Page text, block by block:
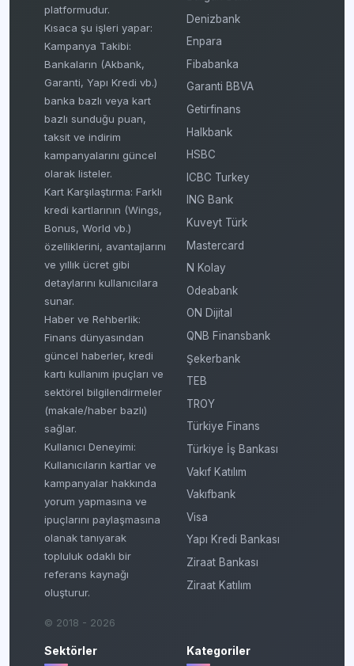
platformudur.
Kısaca şu işleri yapar:
Kampanya Takibi:
Bankaların (Akbank,
Garanti, Yapı Kredi vb.)
banka bazlı veya kart
bazlı sunduğu puan,
taksit ve indirim
kampanyalarını güncel
olarak listeler.
Kart Karşılaştırma: Farklı
kredi kartlarının (Wings,
Bonus, World vb.)
özelliklerini, avantajlarını
ve yıllık ücret gibi
detaylarını kullanıcılara
sunar.
Haber ve Rehberlik:
Finans dünyasından
güncel haberler, kredi
kartı kullanım ipuçları ve
sektörel bilgilendirmeler
(makale/haber bazlı)
sağlar.
Kullanıcı Deneyimi:
Kullanıcıların kartlar ve
kampanyalar hakkında
yorum yapmasına ve
ipuçlarını paylaşmasına
olanak tanıyarak
topluluk odaklı bir
referans kaynağı
oluşturur.
© 2018 - 2026
Denizbank
Enpara
Fibabanka
Garanti BBVA
Getirfinans
Halkbank
HSBC
ICBC Turkey
ING Bank
Kuveyt Türk
Mastercard
N Kolay
Odeabank
ON Dijital
QNB Finansbank
Şekerbank
TEB
TROY
Türkiye Finans
Türkiye İş Bankası
Vakıf Katılım
Vakıfbank
Visa
Yapı Kredi Bankası
Ziraat Bankası
Ziraat Katılım
Sektörler Kategoriler